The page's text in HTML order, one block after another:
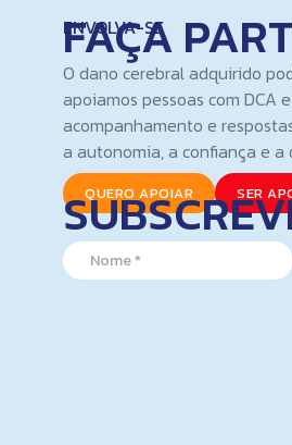
ENVOLVA-SE
FAÇA
O dano cerebral adquirido
apoiamos pessoas com DCA
acompanhamento e
a autonomia, a confiança e a
QUERO APOIAR SER
N
a
*
N
a